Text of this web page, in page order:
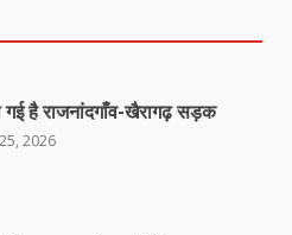
गई है राजनांदगाँव-खैरागढ़ सड़क
2026